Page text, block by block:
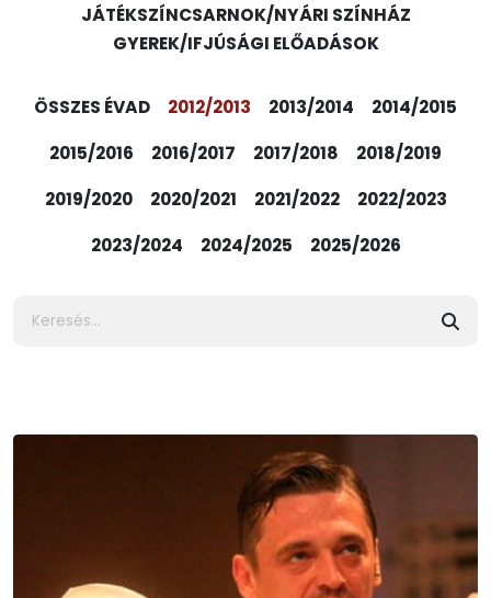
JÁTÉKSZÍNCSARNOK/NYÁRI SZÍNHÁZ
GYEREK/IFJÚSÁGI ELŐADÁSOK
ÖSSZES ÉVAD 2012/2013 2013/2014
2014/2015
2015/2016
2016/2017 2017/2018
2018/2019
2019/2020
2020/2021 2021/2022
2022/2023
2023/2024
2024/2025 2025/2026